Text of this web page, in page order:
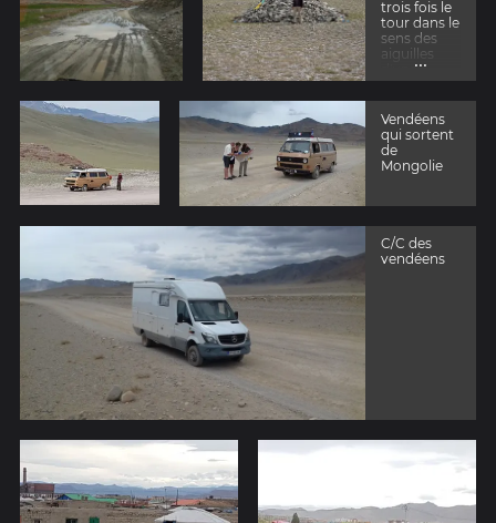
trois fois le
tour dans le
sens des
aiguilles
d'une
montre et à
chaque
passage,
faire une
offrande.
...
Vendéens
qui sortent
de
Mongolie
C/C des
vendéens